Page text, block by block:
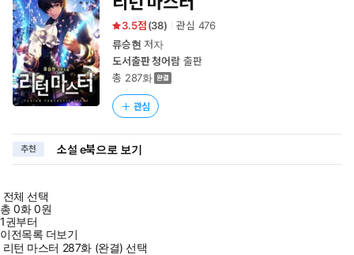
동
3.5 (38) 관심 476
류승현 저자
도서출판 청어람출판
총 287화
관심
추천 소설 e북으로 보기
전체 선택
총0화0원
1권부터
이전목록 더보기
리턴 마스터 287화 (완결) 선택